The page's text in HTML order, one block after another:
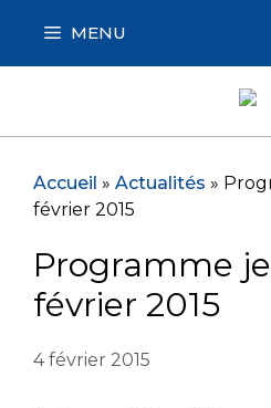
contenu
MENU
Accueil » Actualités »
février 2015
Programme
février 2015
4 février 2015